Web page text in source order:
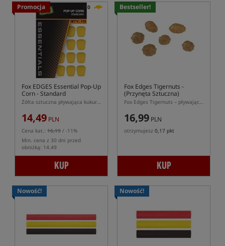
Promocja 5,0
Fox EDGES Essential Pop-Up
Corn - Standard
Żółta sztuczna pływająca kukurydza w wersji standard
14,49 PLN
Cena kat.: 16,19 / -11%
Min. cena z 30 dni przed
obniżką: 14.49
KUP
Bestseller!
Fox Edges Tigernuts -
(Przynęta Sztuczna)
Fox Edges Tigernuts – pływające imitacje orzecha tygrysiego 6 szt.
16,99 PLN
otrzymujesz 0,17 pkt
KUP
Nowość! Nowość!